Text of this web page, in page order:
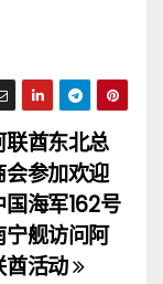
联酋东北总
会参加欢迎
国海军162号
宁舰访问阿
酋活动